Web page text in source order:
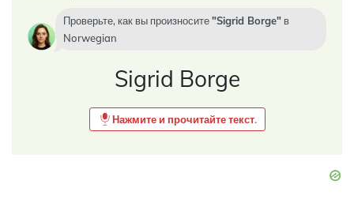
Проверьте, как вы произносите Sigrid Borge
в
Norwegian
Sigrid Borge
Нажмите и прочитайте текст.